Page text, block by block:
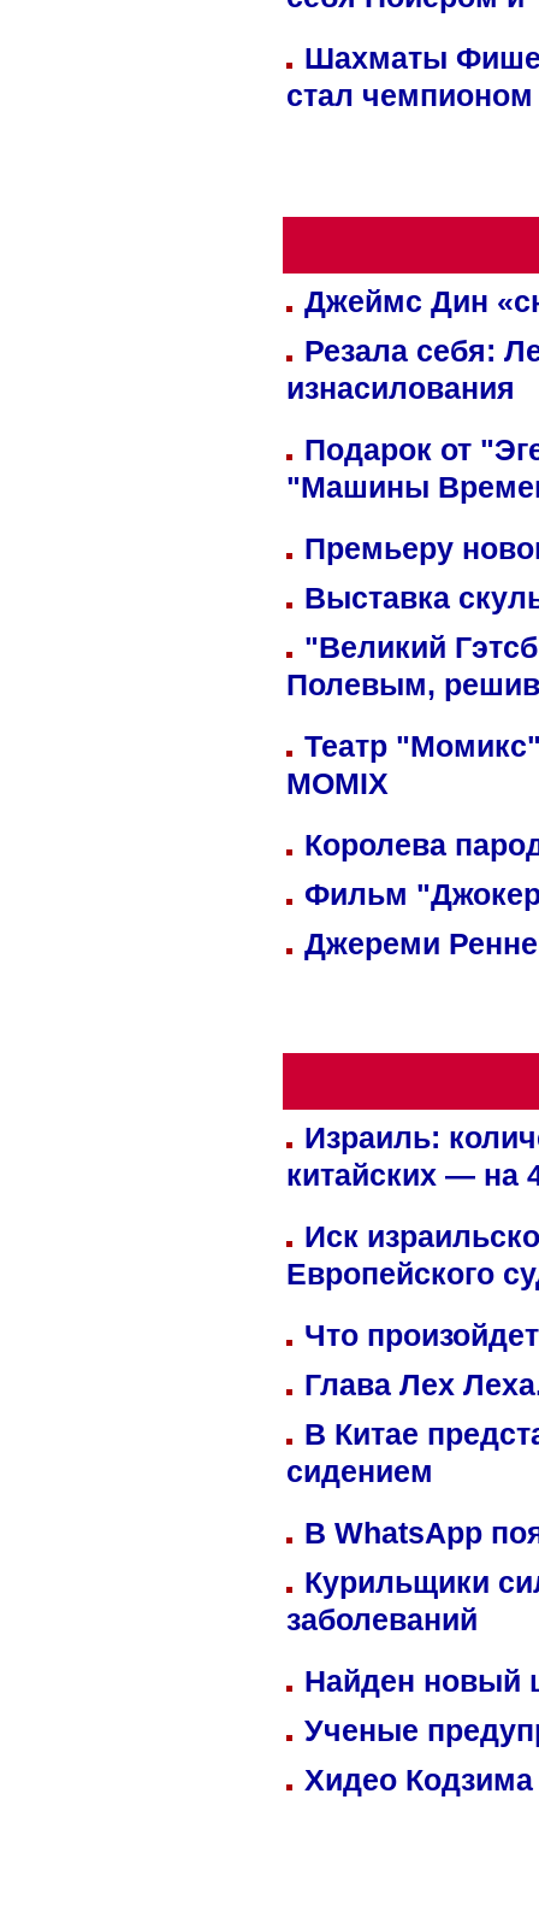
Шахматы
стал
Джеймс Дин
Резала себя:
изнасилования
Подарок от
"Машины
Премьеру
Выставка
"Великий
Полевым,
Театр
MOMIX
Королева
Фильм
Джереми
Израиль:
китайских — на
Иск
Европейского
Что
Глава Лех
В Китае
сидением
В WhatsApp
Курильщики
заболеваний
Найден
Ученые
Хидео